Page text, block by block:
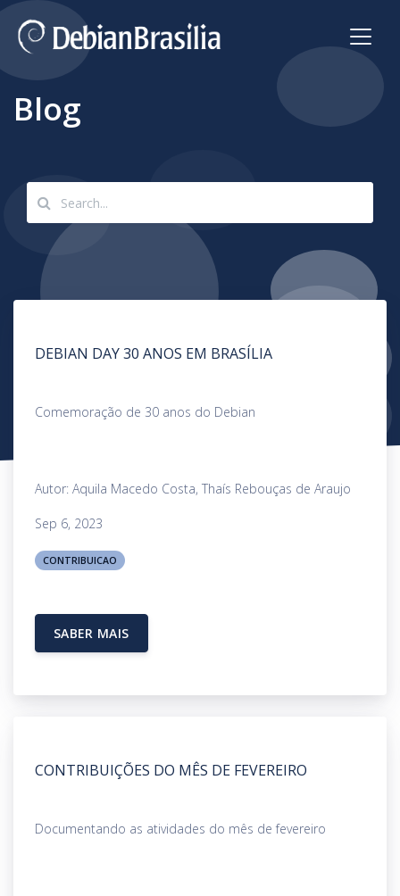
Blog
DEBIAN DAY 30 ANOS EM BRASÍLIA
Comemoração de 30 anos do Debian
Autor: Aquila Macedo Costa, Thaís Rebouças de Araujo
Sep 6, 2023
CONTRIBUICAO
SABER MAIS
CONTRIBUIÇÕES DO MÊS DE FEVEREIRO
Documentando as atividades do mês de fevereiro